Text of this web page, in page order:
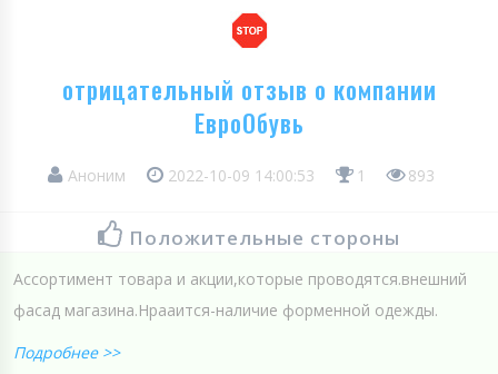
отрицательный отзыв о компании
ЕвроОбувь
Аноним 2022-10-09 14:00:53 1 893
Положительные стороны
Ассортимент товара и акции,которые проводятся.внешний
фасад магазина.Нрааится-наличие форменной одежды.
Подробнее >>